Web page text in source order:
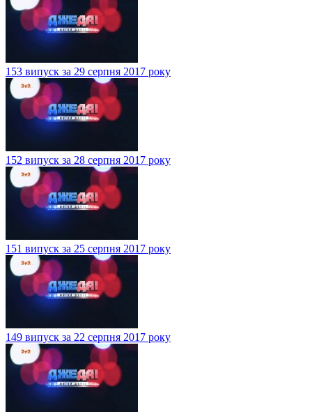
153 випуск за 29 серпня 2017 року
152 випуск за 28 серпня 2017 року
151 випуск за 25 серпня 2017 року
149 випуск за 22 серпня 2017 року